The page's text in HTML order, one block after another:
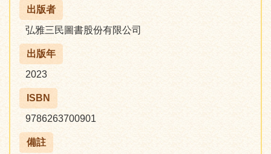
出版者
弘雅三民圖書股份有限公司
出版年
2023
ISBN
9786263700901
備註